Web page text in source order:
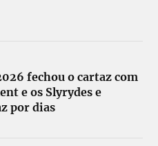
fechou o cartaz com
e os Slyrydes e
por dias